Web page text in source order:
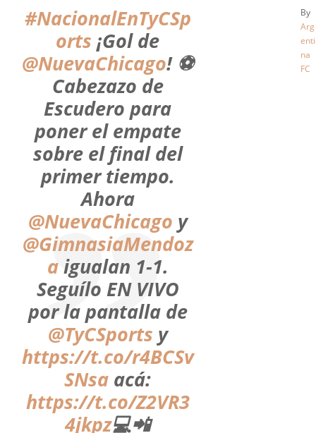
#NacionalEnTyCSp
orts ¡Gol de
@NuevaChicago! ⚽️
Cabezazo de
Escudero para
poner el empate
sobre el final del
primer tiempo.
Ahora
@NuevaChicago y
@GimnasiaMendoz
aigualan 1-1.
Seguílo EN VIVO
por la pantalla de
@TyCSports y
https://t.co/r4BCSv
SNsa acá:
https://t.co/Z2VR3
4jkpz💻📲
By
Arg
enti
na
FC